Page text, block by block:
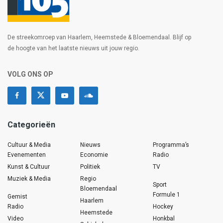
De streekomroep van Haarlem, Heemstede & Bloemendaal. Blijf op
de hoogte van het laatste nieuws uit jouw regio.
VOLG ONS OP
Categorieën
Cultuur & Media
Evenementen
Kunst & Cultuur
Muziek & Media
Gemist
Radio
Video
Nieuws
Economie
Politiek
Regio
Bloemendaal
Haarlem
Heemstede
Programma’s
Radio
TV
Sport
Formule 1
Hockey
Honkbal